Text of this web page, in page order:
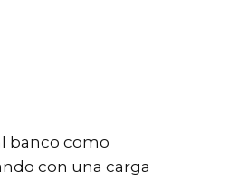
banco como
con una carga